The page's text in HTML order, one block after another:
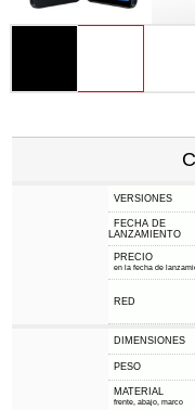
VERSIONES
FECHA DE
LANZAMIENTO
PRECIO
en la fecha de
RED
DIMENSIONES
PESO
MATERIAL
frente, abajo, marco